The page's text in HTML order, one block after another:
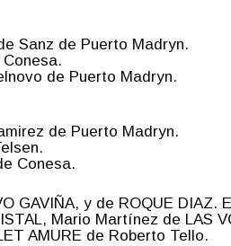
Sanz de Puerto Madryn.
Conesa.
de Puerto Madryn.
de Puerto Madryn.
Conesa.
GAVIÑA, y de ROQUE DIAZ.
Mario Martínez de LAS
AMURE de Roberto Tello.